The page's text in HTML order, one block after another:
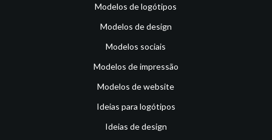
Modelos de logótipos
Modelos de design
Modelos sociais
Modelos de impressão
Modelos de website
Ideias para logótipos
Ideias de design